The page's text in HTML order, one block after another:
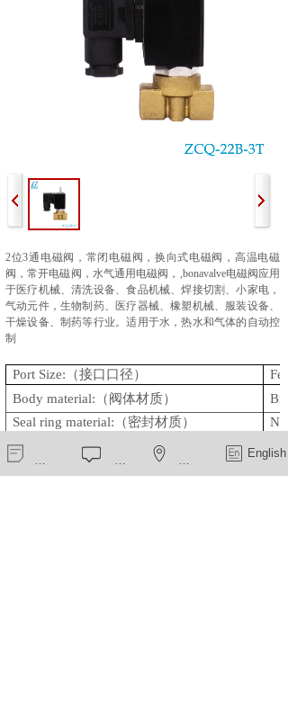
2位3通电磁阀， 常闭电磁阀，换向式电磁阀，高温电磁
阀，常开电磁阀，水气通用电磁阀， ,bonavalve电磁阀应用
于医疗机械、清洗设备、食品机械、焊接切割、小家电，
气动元件，生物制药、医疗器械、橡塑机械、服装设备、
干燥设备、制药等行业。适用于水，热水和气体的自动控
制
Port Size: （接口口径）
Body material: （阀体材质）
Seal ring material: （密封材质）
Max Media Temperature:
（介质温度）
Voltage available:
（可选电压）
在线留言 English